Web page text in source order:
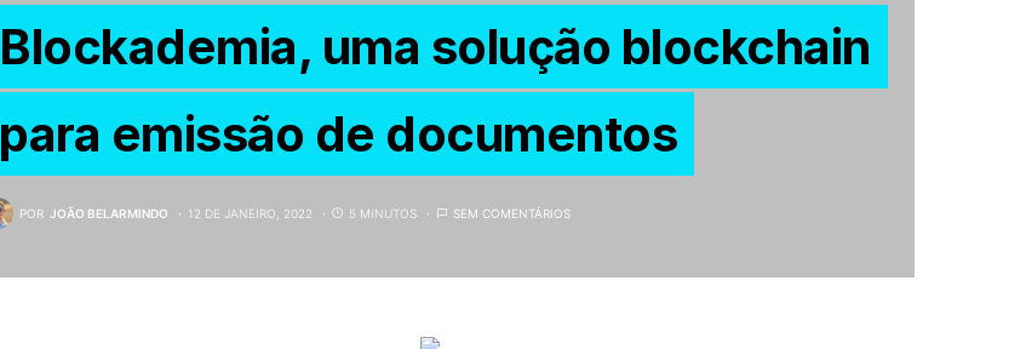
Blockademia, uma solução blockchain
para emissão de documentos
POR JOÃO BELARMINDO 12 DE JANEIRO, 2022 5 MINUTOS SEM COMENTÁRIOS